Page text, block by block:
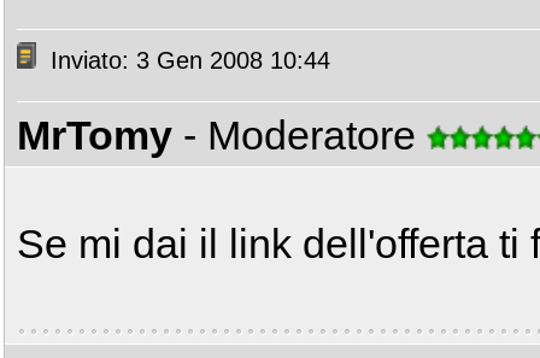
Inviato: 3 Gen 2008 10:44
MrTomy - Moderatore
Se mi dai il link dell'offerta